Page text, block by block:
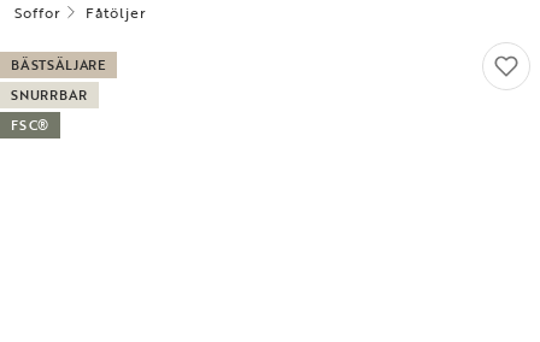
Soffor Fåtöljer
BÄSTSÄLJARE
SNURRBAR
FSC®